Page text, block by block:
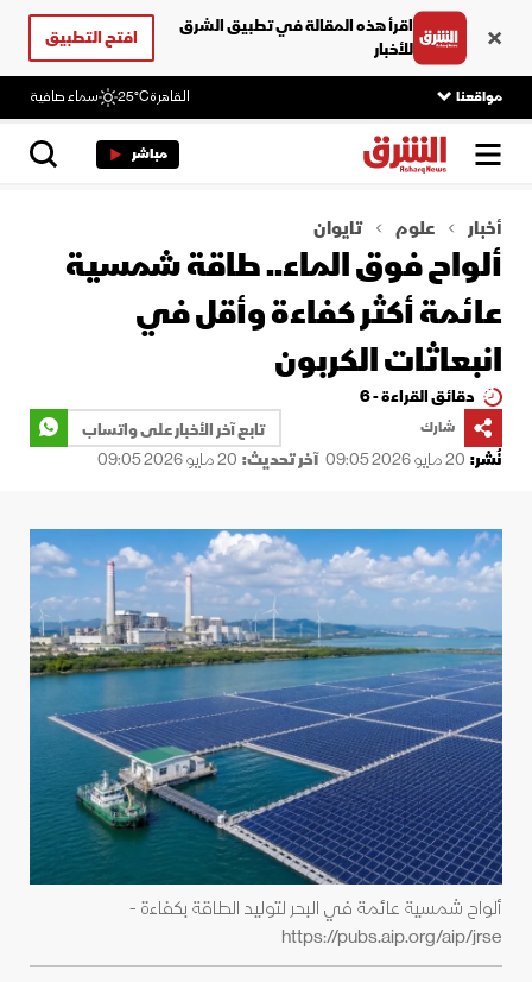
اقرأ هذه المقالة في تطبيق الشرق
للأخبار
افتح التطبيق
مواقعنا القاهرة25°C سماء صافية
مباشر
أخبار علوم تايوان
ألواح فوق الماء.. طاقة شمسية
عائمة أكثر كفاءة وأقل في
انبعاثات الكربون
دقائق القراءة - 6
شارك
تابع آخر الأخبار على واتساب
نُشر: 20 مايو 2026 09:05 آخر تحديث: 20 مايو 2026 09:05
ألواح شمسية عائمة في البحر لتوليد الطاقة بكفاءة -
https://pubs.aip.org/aip/jrse